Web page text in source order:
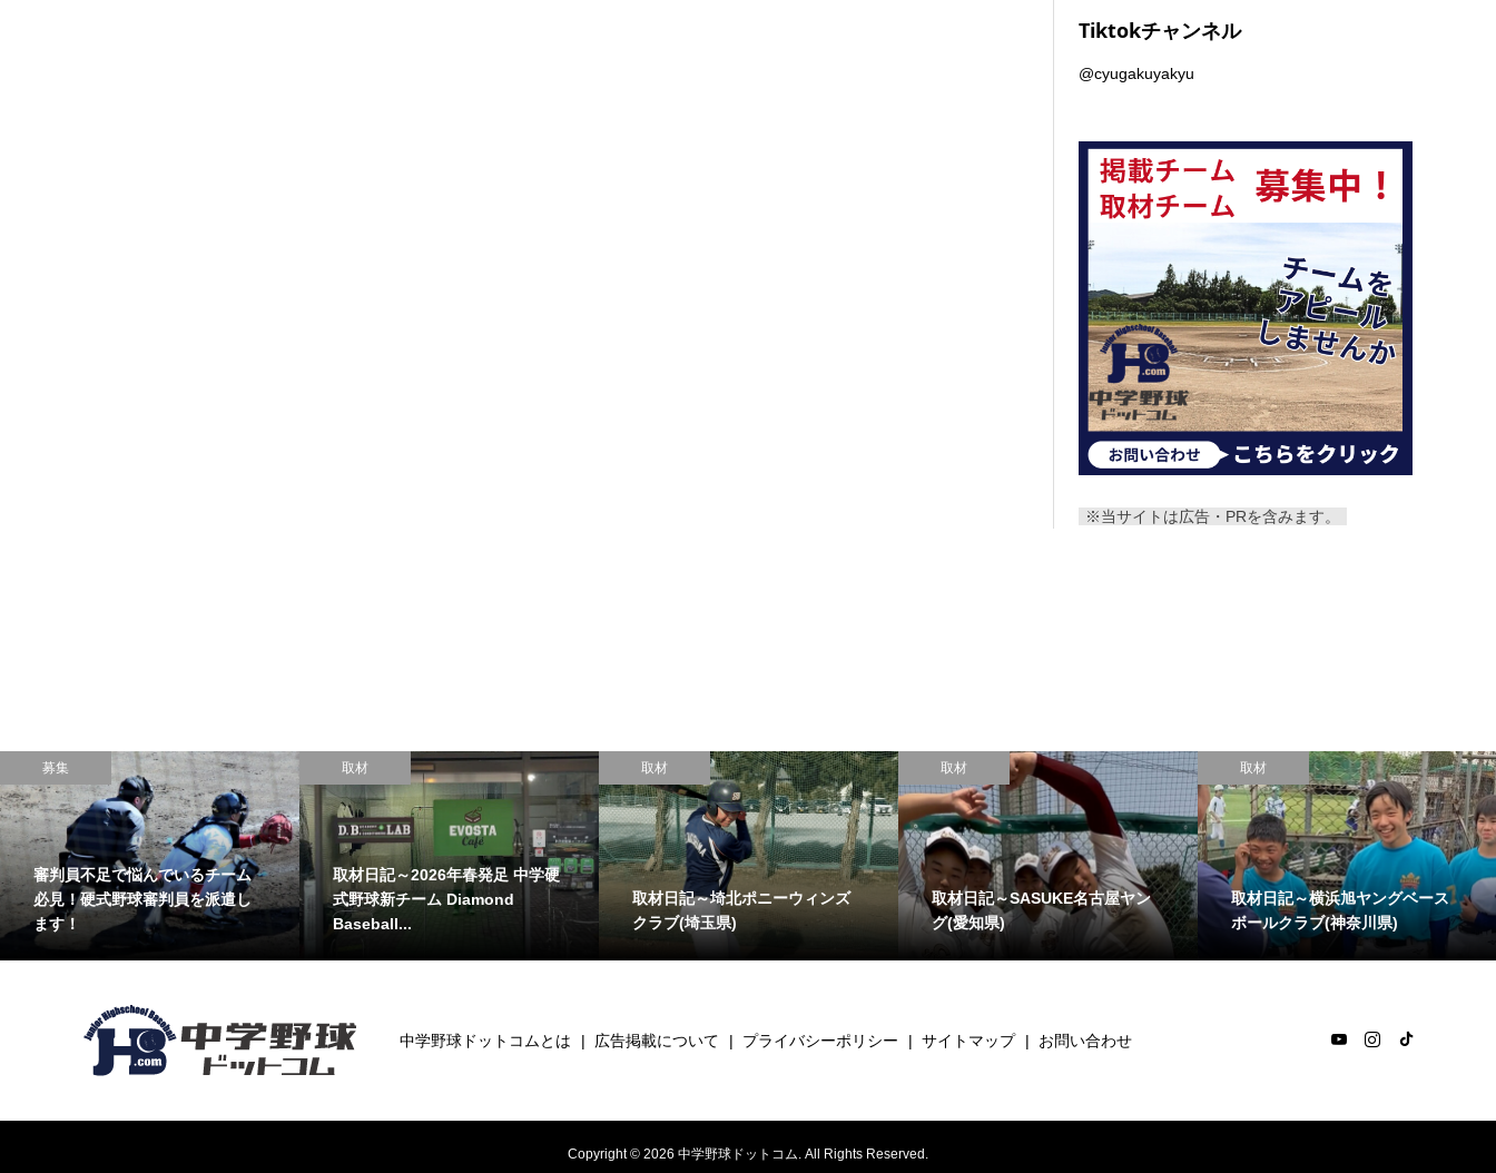
Tiktokチャンネル
@cyugakuyakyu
※当サイトは広告・PRを含みます。
募集
審判員不足で悩んでいるチーム
必見！硬式野球審判員を派遣し
ます！
取材
取材日記～2026年春発足 中学硬
式野球新チーム Diamond
Baseball...
取材
取材日記～埼北ポニーウィンズ
クラブ(埼玉県)
取材
取材日記～SASUKE名古屋ヤン
グ(愛知県)
取材
取材日記～横浜旭ヤングベース
ボールクラブ(神奈川県)
中学野球ドットコムとは 広告掲載について プライバシーポリシー サイトマップ お問い合わせ
Copyright © 2026 中学野球ドットコム. All Rights Reserved.